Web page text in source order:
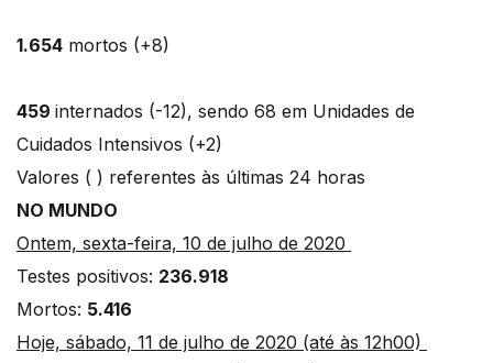
1.654 mortos (+8)
459 internados (-12), sendo 68 em Unidades de
Cuidados Intensivos (+2)
Valores ( ) referentes às últimas 24 horas
NO MUNDO
Ontem, sexta-feira, 10 de julho de 2020
Testes positivos: 236.918
Mortos: 5.416
Hoje, sábado, 11 de julho de 2020 (até às 12h00)